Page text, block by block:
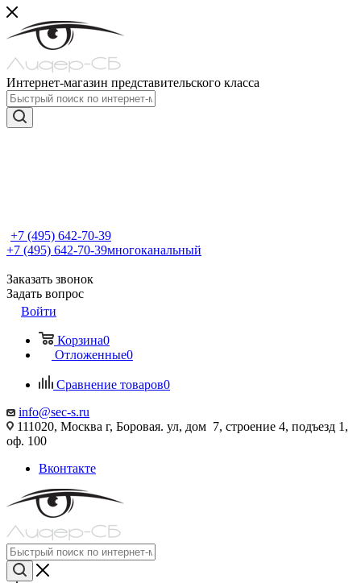
Интернет-магазин представительского класса
+7 (495) 642-70-39
+7 (495) 642-70-39многоканальный
Заказать звонок
Задать вопрос
Войти
Корзина0
Отложенные0
Сравнение товаров0
info@sec-s.ru
111020, Москва г, Боровая. ул, дом 7, строение 4, подъезд 1,
оф. 100
Вконтакте